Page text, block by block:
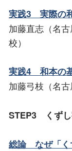
実践3 実際の
加藤直志（名
校）
実践4 和本の
加藤弓枝（名古
STEP3 くずし
総論 なぜ「く